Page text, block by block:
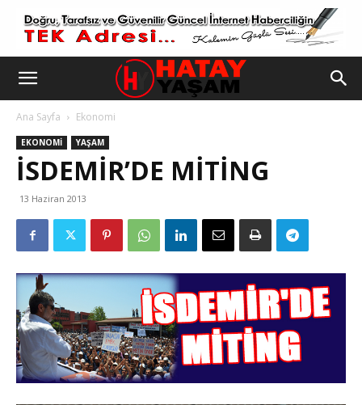
Ana Sayfa Ekonomi
EKONOMI YAŞAM
13 Haziran 2013